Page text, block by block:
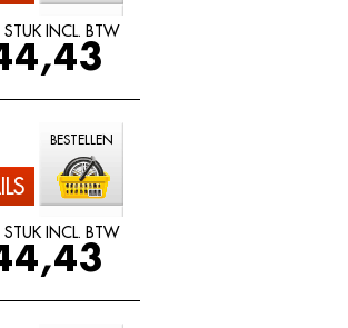
STUK INCL. BTW
BESTELLEN
STUK INCL. BTW